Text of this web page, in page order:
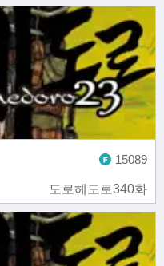
도로헤도로340화
15089